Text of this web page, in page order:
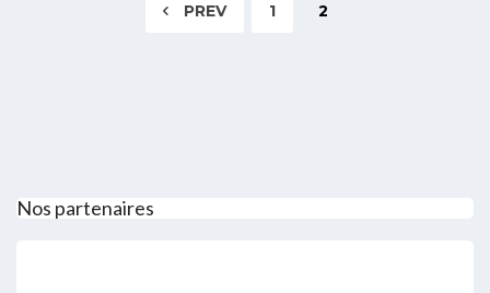
PREV 1 2
Nos partenaires